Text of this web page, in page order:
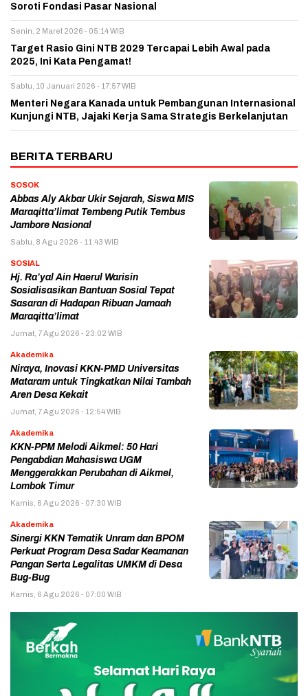
Soroti Fondasi Pasar Nasional
Senin, 2 Maret 2026 - 05:14 WIB
Target Rasio Gini NTB 2029 Tercapai Lebih Awal pada
2025, Ini Kata Pengamat!
Sabtu, 10 Januari 2026 - 17:57 WIB
Menteri Negara Kanada untuk Pembangunan Internasional
Kunjungi NTB, Jajaki Kerja Sama Strategis Berkelanjutan
BERITA TERBARU
SOSOK
Abbas Aly Akbar Ukir Sejarah, Siswa MIS
Maraqitta’limat Tembeng Putik Tembus
Jambore Nasional
Sabtu, 8 Agu 2026 - 11:43 WIB
SOSIAL
Hj. Ra’yal Ain Haerul Warisin
Sosialisasikan Bantuan Sosial Tepat
Sasaran di Hadapan Ribuan Jamaah
Maraqitta’limat
Jumat, 7 Agu 2026 - 23:02 WIB
Akademika
Niraya, Inovasi KKN-PMD Universitas
Mataram untuk Tingkatkan Nilai Tambah
Aren Desa Kekait
Jumat, 7 Agu 2026 - 12:54 WIB
Akademika
KKN-PPM Melodi Aikmel: 50 Hari
Pengabdian Mahasiswa UGM
Menggerakkan Perubahan di Aikmel,
Lombok Timur
Kamis, 6 Agu 2026 - 07:30 WIB
Akademika
Sinergi KKN Tematik Unram dan BPOM
Perkuat Program Desa Sadar Keamanan
Pangan Serta Legalitas UMKM di Desa
Bug-Bug
Kamis, 6 Agu 2026 - 07:00 WIB